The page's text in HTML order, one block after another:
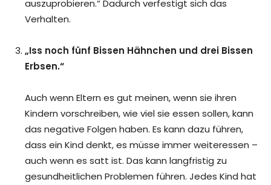
auszuprobieren.“ Dadurch verfestigt sich das
Verhalten.
„Iss noch fünf Bissen Hähnchen und drei Bissen
Erbsen.“
Auch wenn Eltern es gut meinen, wenn sie ihren
Kindern vorschreiben, wie viel sie essen sollen, kann
das negative Folgen haben. Es kann dazu führen,
dass ein Kind denkt, es müsse immer weiteressen –
auch wenn es satt ist. Das kann langfristig zu
gesundheitlichen Problemen führen. Jedes Kind hat